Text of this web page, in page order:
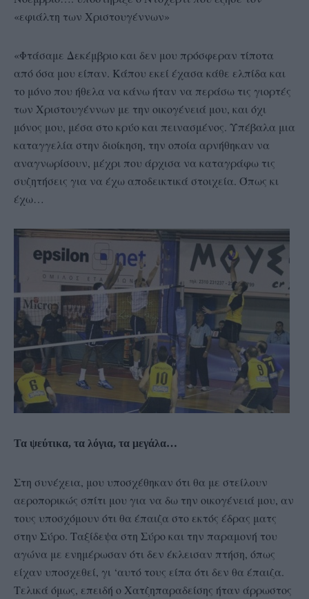
«εφιάλτη των Χριστουγέννων»
«Φτάσαμε Δεκέμβριο και δεν μου πρόσφεραν τίποτα
από όσα μου είπαν. Κάπου εκεί έχασα κάθε ελπίδα και
το μόνο που ήθελα να κάνω ήταν να περάσω τις γιορτές
των Χριστουγέννων με την οικογένειά μου, και όχι
μόνος μου, μέσα στο κρύο και πεινασμένος. Υπέβαλα μια
καταγγελία στην διοίκηση, την οποία αρνήθηκαν να
αναγνωρίσουν, μέχρι που άρχισα να καταγράφω τις
συζητήσεις για να έχω αποδεικτικά στοιχεία. Όπως κι
έχω…
Τα ψεύτικα, τα λόγια, τα μεγάλα…
Στη συνέχεια, μου υποσχέθηκαν ότι θα με στείλουν
αεροπορικώς σπίτι μου για να δω την οικογένειά μου, αν
τους υποσχόμουν ότι θα έπαιζα στο εκτός έδρας ματς
στην Σύρο. Ταξίδεψα στη Σύρο και την παραμονή του
αγώνα με ενημέρωσαν ότι δεν έκλεισαν πτήση, όπως
είχαν υποσχεθεί, γι ‘αυτό τους είπα ότι δεν θα έπαιζα.
Τελικά όμως, επειδή ο Χατζηπαραδείσης ήταν άρρωστος